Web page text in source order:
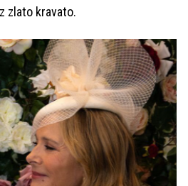
zlato kravato.